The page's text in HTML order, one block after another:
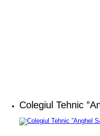
Colegiul Tehnic